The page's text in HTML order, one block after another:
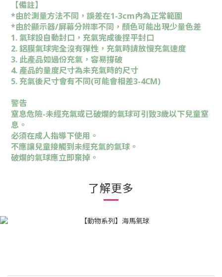
【備註】
*由於測量方法不同，誤差在1-3cm內為正常範圍
*由於顯示器/屏幕分辨率不同，顏色可能出現少量色差
1. 氣球設自動封口，充氣完成後捏平封口
2. 鋁膜氣球完全沒有彈性，充氣時請放慢充氣速度
3. 此產品如過份充氣，容易撐破
4. 產品的量度尺寸為未充氣時的尺寸
5. 充氣後尺寸會有不同(可能會相差3-4CM)
警告
窒息危險-未經充氣或已破爛的氣球可引致3歲以下兒童窒
息。
必須在成人指導下使用。
不應讓兒童接觸到未經充氣的氣球。
破爛的氣球應立即棄掉。
了解更多